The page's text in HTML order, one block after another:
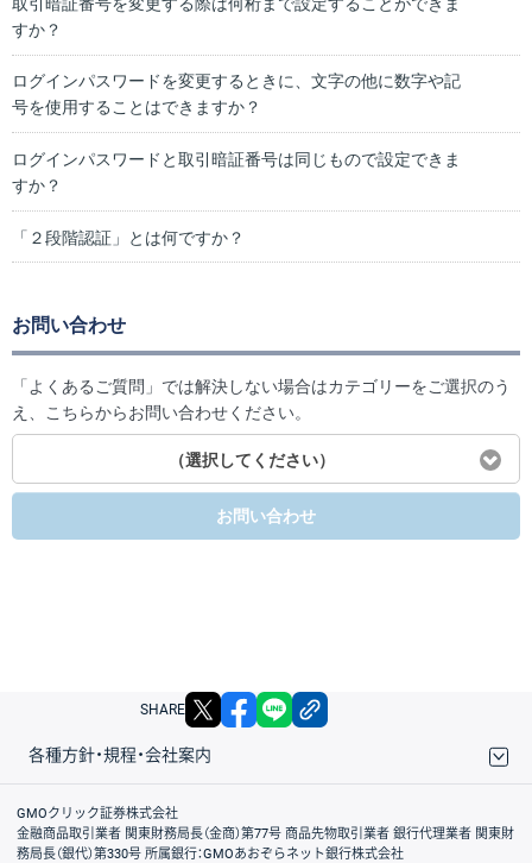
すか？
ログインパスワードを変更するときに、文字の他に数字や記
号を使用することはできますか？
ログインパスワードと取引暗証番号は同じもので設定できま
すか？
「２段階認証」とは何ですか？
お問い合わせ
「よくあるご質問」では解決しない場合はカテゴリーをご選択のう
え、こちらからお問い合わせください。
（選択してください）
お問い合わせ
SHARE X facebook
各種方針・規程・会社案内
取引規程・約款
サイトマップ
その他のご案内
個人情報保護方針
最良執行方針
サイトのご利用について
ディスクレイマー
信託保全
リスク説明
会社案内
GMOクリック証券株式会社
金融商品取引業者 関東財務局長（金商）第77号 商品先物取引業者 銀行代理業者 関東財
務局長（銀代）第330号 所属銀行：GMOあおぞらネット銀行株式会社